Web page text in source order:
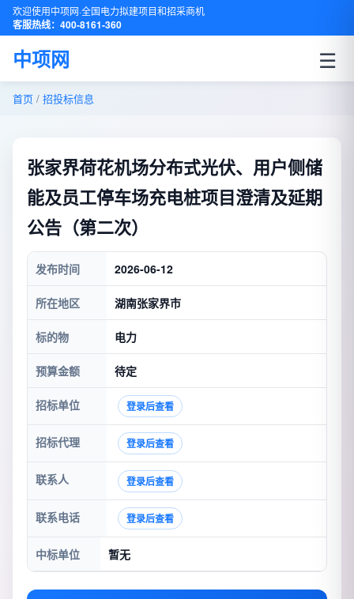
欢迎使用中项网·全国电力拟建项目和招采商机
客服热线：400-8161-360
中项网 ☰
首页 / 招投标信息
张家界荷花机场分布式光伏、用户侧储
能及员工停车场充电桩项目澄清及延期
公告（第二次）
发布时间 2026-06-12
所在地区 湖南张家界市
标的物 电力
预算金额 待定
招标单位 登录后查看
招标代理 登录后查看
联系人 登录后查看
联系电话 登录后查看
中标单位 暂无